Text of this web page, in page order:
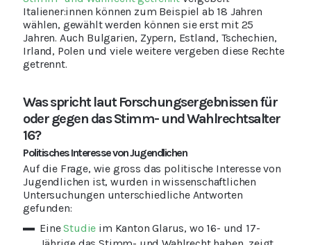
Italiener:innen können zum Beispiel ab 18 Jahren
wählen, gewählt werden können sie erst mit 25
Jahren. Auch Bulgarien, Zypern, Estland, Tschechien,
Irland, Polen und viele weitere vergeben diese Rechte
getrennt.
Was spricht laut Forschungsergebnissen für
oder gegen das Stimm- und Wahlrechtsalter
16?
Politisches Interesse von Jugendlichen
Auf die Frage, wie gross das politische Interesse von
Jugendlichen ist, wurden in wissenschaftlichen
Untersuchungen unterschiedliche Antworten
gefunden:
EineStudie im Kanton Glarus, wo 16- und 17-